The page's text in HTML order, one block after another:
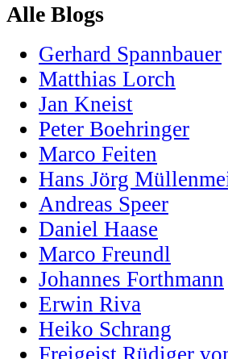
Alle Blogs
Gerhard Spannbauer
Matthias Lorch
Jan Kneist
Peter Boehringer
Marco Feiten
Hans Jörg
Andreas Speer
Daniel Haase
Marco Freundl
Johannes Forthmann
Erwin Riva
Heiko Schrang